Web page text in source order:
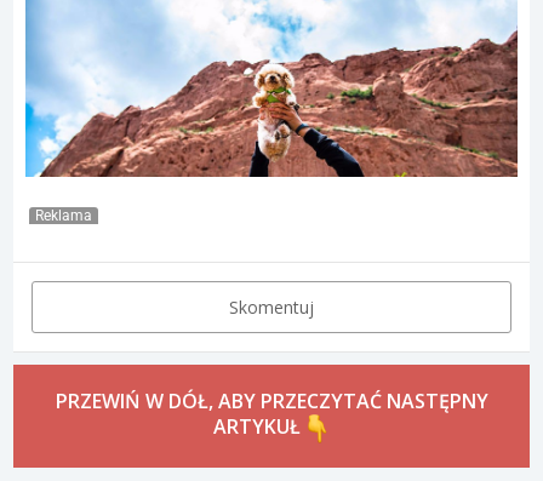
Reklama
Skomentuj
PRZEWIŃ W DÓŁ, ABY PRZECZYTAĆ NASTĘPNY
ARTYKUŁ